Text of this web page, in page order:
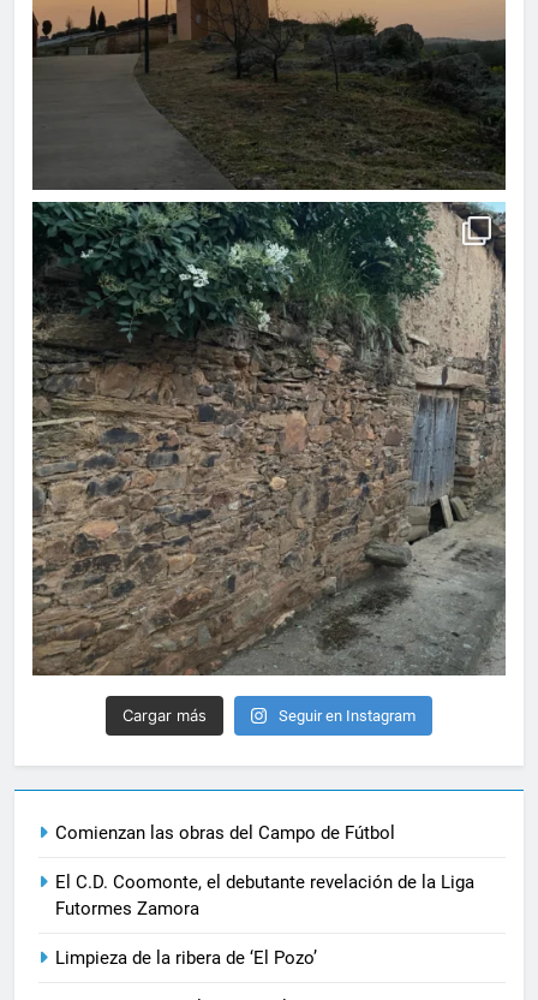
Cargar más Seguir en Instagram
Comienzan las obras del Campo de Fútbol
El C.D. Coomonte, el debutante revelación de la Liga
Futormes Zamora
Limpieza de la ribera de ‘El Pozo’